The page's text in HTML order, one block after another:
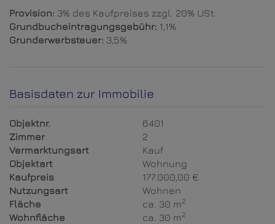
Provision: 3% des Kaufpreises zzgl. 20% USt.
Grundbucheintragungsgebühr: 1,1%
Grunderwerbsteuer: 3,5%
Basisdaten zur Immobilie
Objektnr.
6401
Zimmer
2
Vermarktungsart
Kauf
Objektart
Wohnung
Kaufpreis
177.000,00 €
Nutzungsart
Wohnen
Fläche
ca. 30 m2
Wohnfläche ca. 30 m2